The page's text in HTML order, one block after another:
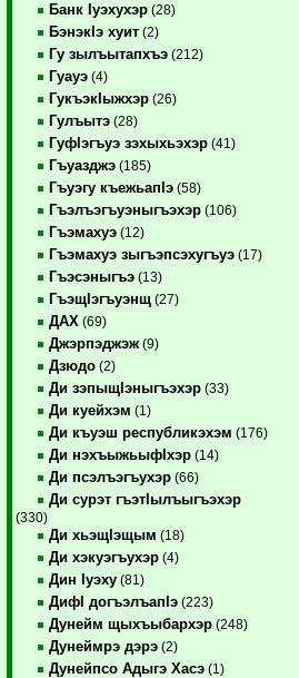
Банк Iуэхухэр (28)
БэнэкIэ хуит (2)
Гу зылъытапхъэ (212)
Гуауэ (4)
ГукъэкIыжхэр (26)
Гулъытэ (28)
ГуфIэгъуэ зэхыхьэхэр (41)
Гъуазджэ (185)
Гъуэгу къежьапIэ (58)
Гъэлъэгъуэныгъэхэр (106)
Гъэмахуэ (12)
Гъэмахуэ зыгъэпсэхугъуэ (17)
Гъэсэныгъэ (13)
ГъэщIэгъуэнщ (27)
ДАХ (69)
Джэрпэджэж (9)
Дзюдо (2)
Ди зэпыщIэныгъэхэр (33)
Ди куейхэм (1)
Ди къуэш республикэхэм (176)
Ди нэхъыжьыфIхэр (14)
Ди псэлъэгъухэр (66)
Ди сурэт гъэтIылъыгъэхэр
(330)
Ди хьэщIэщым (18)
Ди хэкуэгъухэр (4)
Дин Iуэху (81)
ДифI догъэлъапIэ (223)
Дунейм щыхъыбархэр (248)
Дунеймрэ дэрэ (2)
Дунейпсо Адыгэ Хасэ (1)